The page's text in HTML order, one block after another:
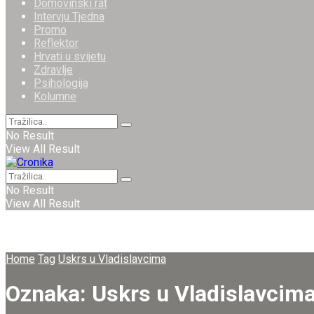
Domovinski rat
Intervju Tjedna
Promo
Reflektor
Hrvati u svijetu
Zdravlje
Psihologija
Kolumne
No Result
View All Result
No Result
View All Result
Home Tag Uskrs u Vladislavcima
Oznaka: Uskrs u